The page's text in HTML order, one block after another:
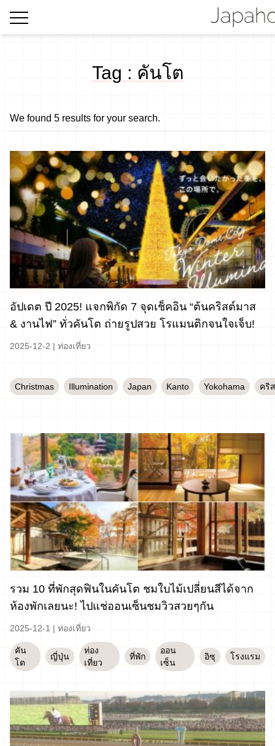
Tag : คันโต
We found 5 results for your search.
อัปเดต ปี 2025! แจกพิกัด 7 จุดเช็คอิน “ต้นคริสต์มาส
& งานไฟ” ทั่วคันโต ถ่ายรูปสวย โรแมนติกจนใจเจ็บ!
2025-12-2 | ท่องเที่ยว
Christmas Illumination Japan Kanto Yokohama คริ
รวม 10 ที่พักสุดฟินในคันโต ชมใบไม้เปลี่ยนสีได้จาก
ห้องพักเลยนะ! ไปแช่ออนเซ็นชมวิวสวยๆกัน
2025-12-1 | ท่องเที่ยว
คัน
โต
ญี่ปุ่น
ท่อง
เที่ยว
ที่พัก
ออน
เซ็น
อิซุ โรงแรม